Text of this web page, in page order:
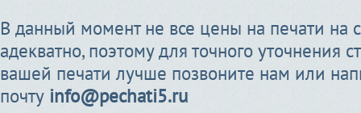
В данный момент не все цены на печати на
адекватно, поэтому для точного уточнения
вашей печати лучше позвоните нам или
почту info@pechati5.ru